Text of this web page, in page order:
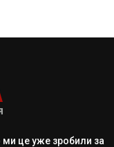
ми це уже зробили за